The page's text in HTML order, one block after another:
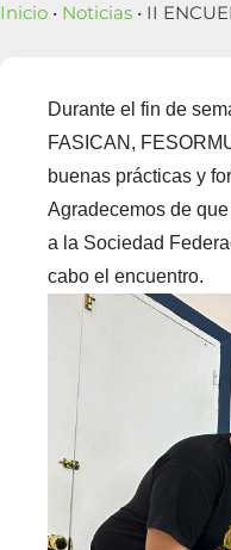
Inicio • Noticias • II
Durante el fin de
FASICAN,
buenas prácticas y
Agradecemos de
a la Sociedad
cabo el encuentro.